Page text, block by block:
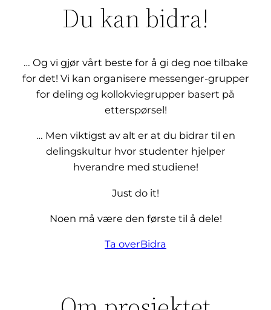
Du kan bidra!
… Og vi gjør vårt beste for å gi deg noe tilbake
for det! Vi kan organisere messenger-grupper
for deling og kollokviegrupper basert på
etterspørsel!
… Men viktigst av alt er at du bidrar til en
delingskultur hvor studenter hjelper
hverandre med studiene!
Just do it!
Noen må være den første til å dele!
Ta overBidra